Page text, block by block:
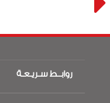
روابــط سـريـعـة